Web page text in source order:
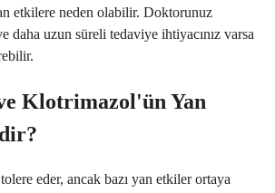
etkilere neden olabilir. Doktorunuz
daha uzun süreli tedaviye ihtiyacınız varsa
Klotrimazol'ün Yan
eder, ancak bazı yan etkiler ortaya